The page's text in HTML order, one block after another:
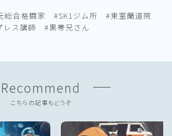
総合格闘家 #SK1ジム所 #東室蘭道院
ス講師 #黒帯兄さん
Recommend
こちらの記事もどうぞ